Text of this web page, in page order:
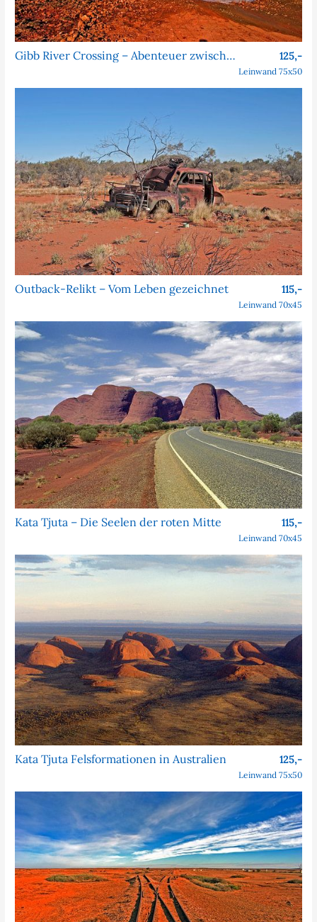
Gibb River Crossing – Abenteuer zwischen Himmel und Outback 125,-
Leinwand 75x50
Outback-Relikt – Vom Leben gezeichnet 115,-
Leinwand 70x45
Kata Tjuta – Die Seelen der roten Mitte 115,-
Leinwand 70x45
Kata Tjuta Felsformationen in Australien 125,-
Leinwand 75x50